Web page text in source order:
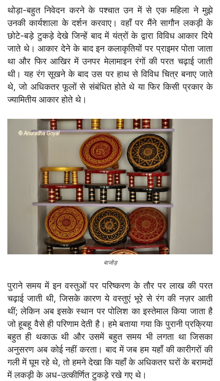
थोड़ा-बहुत निवेदन करने के पश्चात उन में से एक महिला ने मुझे
उनकी कार्यशाला के दर्शन करवाए। वहाँ पर मैंने सागौन लकड़ी के
छोटे-बड़े टुकड़े देखे जिन्हें बाद में यंत्रों के द्वारा विविध आकार दिये
जाते थे। आकार देने के बाद इन कलाकृतियों पर प्राइमर पोता जाता
था और फिर आखिर में उनपर मेलामाइन रंगों की परत चढ़ाई जाती
थी। यह रंग सूखने के बाद उस पर हाथ से विविध चित्र बनाए जाते
थे, जो अधिकतर फूलों से संबंधित होते थे या फिर किसी प्रकार के
ज्यामितीय आकार होते थे।
बाजोड़
पुराने समय में इन वस्तुओं पर परिष्करण के तौर पर लाख की परत
चढ़ाई जाती थी, जिसके कारण ये वस्तुएं भूरे से रंग की नज़र आती
थीं; लेकिन अब इसके स्थान पर पोलिश का इस्तेमाल किया जाता है
जो हूबहू वैसे ही परिणाम देती है। हमे बताया गया कि पुरानी प्रक्रिया
बहुत ही थकाऊ थी और उसमें बहुत समय भी लगता था जिसका
अनुसरण अब कोई नहीं करता। बाद में जब हम यहाँ की कारीगरों की
गली में घूम रहे थे, तो हमने देखा कि यहाँ के अधिकतर घरों के बरामदों
में लकड़ी के अध-उत्कीर्णित टुकड़े रखे गए थे।